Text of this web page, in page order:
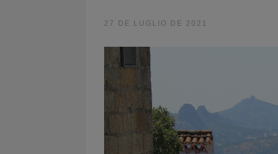
27 DE LUGLIO DE 2021